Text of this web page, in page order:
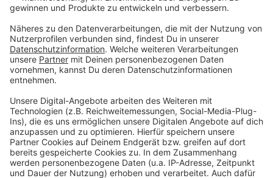
Leverkusener Apotheker waren vor TikTok-Challenge
Kraniche fliegen wieder über Leverkusen
Geringe Auswirkungen durch Streik in Leverkusen
Anzeige
Anzeige